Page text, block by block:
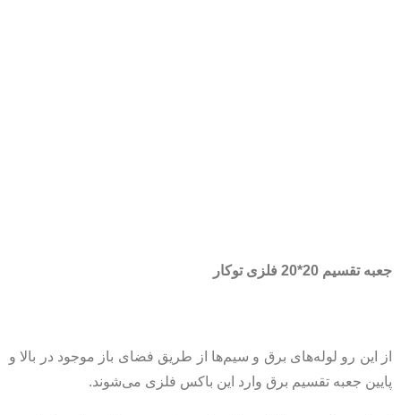
جعبه تقسیم 20*20 فلزی توکار
از این رو لوله‌های برق و سیم‌ها از طریق فضای باز موجود در بالا و
پایین جعبه تقسیم برق وارد این باکس فلزی می‌شوند.